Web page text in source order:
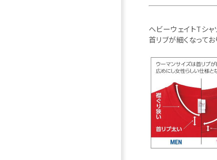
ヘビーウェイトTシャ
首リブが細くなって